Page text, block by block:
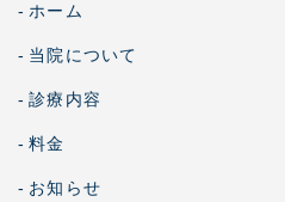
- ホーム
- 当院について
- 診療内容
- 料金
- お知らせ